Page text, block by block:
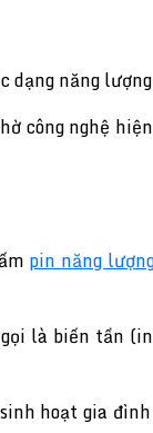
năng
nghệ
pin năng
là biến tần
hoạt gia